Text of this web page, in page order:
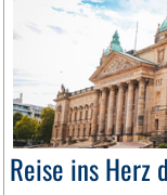
Reise ins Herz